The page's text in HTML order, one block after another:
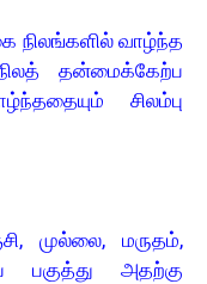
நிலங்களில் வாழ்ந்த
தன்மைக்கேற்ப
சிலம்பு
முல்லை, மருதம்,
அதற்கு